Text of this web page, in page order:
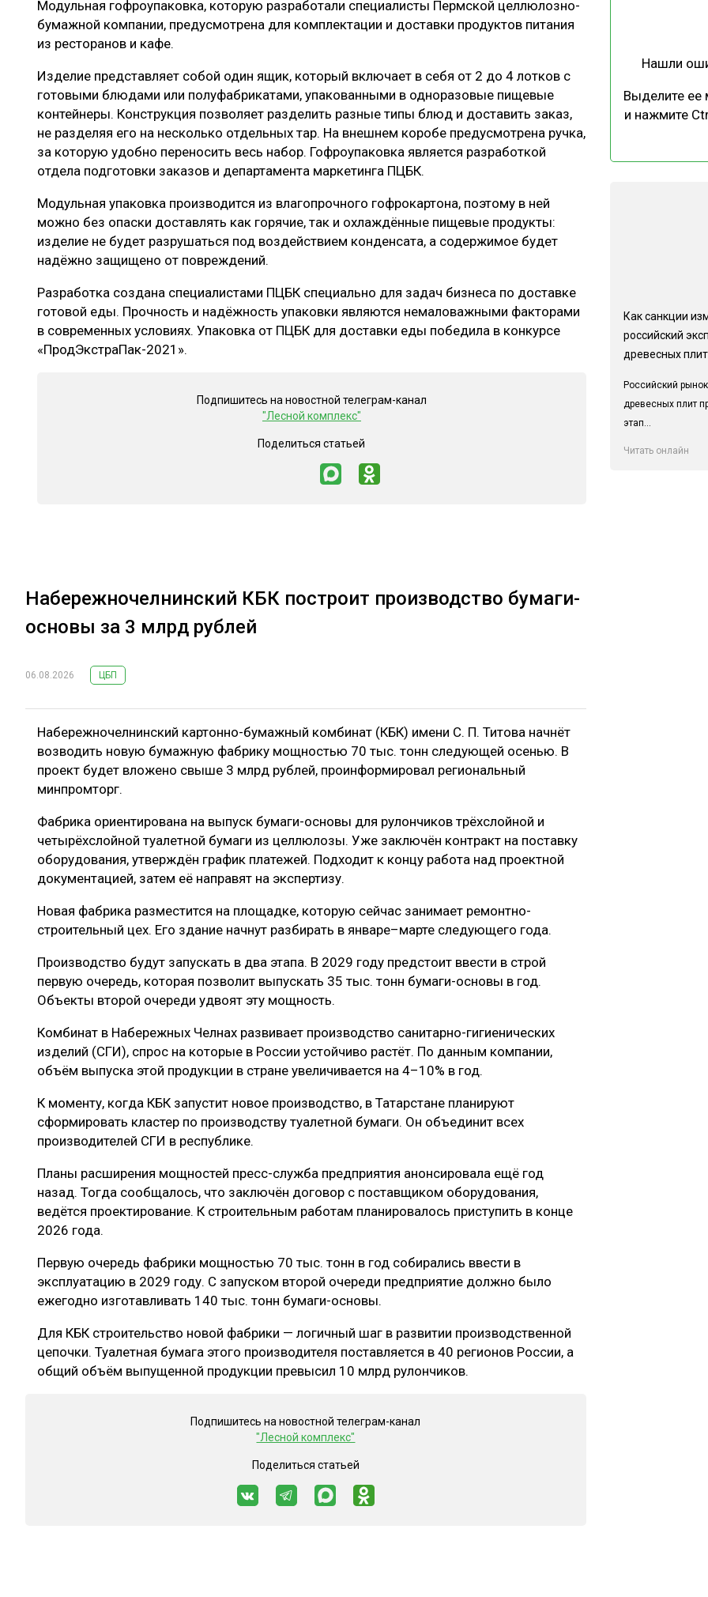
ЛЕСОВОССТАНОВЛЕНИЕ И ЗАЩИТА
ЦБП
СУШКА ДРЕВЕСИНЫ РЫНОК
ОТРАСЛЕВАЯ ДИСКУССИЯ
ЭКСПЕРТНОЕ МНЕНИЕ
Модульная гофроупаковка, которую разработали специалисты Пермской целлюлозно-
бумажной компании, предусмотрена для комплектации и доставки продуктов питания
из ресторанов и кафе.
Изделие представляет собой один ящик, который включает в себя от 2 до 4 лотков с
готовыми блюдами или полуфабрикатами, упакованными в одноразовые пищевые
контейнеры. Конструкция позволяет разделить разные типы блюд и доставить заказ,
не разделяя его на несколько отдельных тар. На внешнем коробе предусмотрена ручка,
за которую удобно переносить весь набор. Гофроупаковка является разработкой
отдела подготовки заказов и департамента маркетинга ПЦБК.
Модульная упаковка производится из влагопрочного гофрокартона, поэтому в ней
можно без опаски доставлять как горячие, так и охлаждённые пищевые продукты:
изделие не будет разрушаться под воздействием конденсата, а содержимое будет
надёжно защищено от повреждений.
Разработка создана специалистами ПЦБК специально для задач бизнеса по доставке
готовой еды. Прочность и надёжность упаковки являются немаловажными факторами
в современных условиях. Упаковка от ПЦБК для доставки еды победила в конкурсе
«ПродЭкстраПак-2021».
Подпишитесь на новостной телеграм-канал
"Лесной комплекс"
Поделиться статьей
Набережночелнинский КБК построит производство бумаги-
основы за 3 млрд рублей
06.08.2026 ЦБП
Набережночелнинский картонно-бумажный комбинат (КБК) имени С. П. Титова начнёт
возводить новую бумажную фабрику мощностью 70 тыс. тонн следующей осенью. В
проект будет вложено свыше 3 млрд рублей, проинформировал региональный
минпромторг.
Фабрика ориентирована на выпуск бумаги-основы для рулончиков трёхслойной и
четырёхслойной туалетной бумаги из целлюлозы. Уже заключён контракт на поставку
оборудования, утверждён график платежей. Подходит к концу работа над проектной
документацией, затем её направят на экспертизу.
Новая фабрика разместится на площадке, которую сейчас занимает ремонтно-
строительный цех. Его здание начнут разбирать в январе–марте следующего года.
Производство будут запускать в два этапа. В 2029 году предстоит ввести в строй
первую очередь, которая позволит выпускать 35 тыс. тонн бумаги-основы в год.
Объекты второй очереди удвоят эту мощность.
Комбинат в Набережных Челнах развивает производство санитарно-гигиенических
изделий (СГИ), спрос на которые в России устойчиво растёт. По данным компании,
объём выпуска этой продукции в стране увеличивается на 4–10% в год.
К моменту, когда КБК запустит новое производство, в Татарстане планируют
сформировать кластер по производству туалетной бумаги. Он объединит всех
производителей СГИ в республике.
Планы расширения мощностей пресс-служба предприятия анонсировала ещё год
назад. Тогда сообщалось, что заключён договор с поставщиком оборудования,
ведётся проектирование. К строительным работам планировалось приступить в конце
2026 года.
Первую очередь фабрики мощностью 70 тыс. тонн в год собирались ввести в
эксплуатацию в 2029 году. С запуском второй очереди предприятие должно было
ежегодно изготавливать 140 тыс. тонн бумаги-основы.
Для КБК строительство новой фабрики — логичный шаг в развитии производственной
цепочки. Туалетная бумага этого производителя поставляется в 40 регионов России, а
общий объём выпущенной продукции превысил 10 млрд рулончиков.
Подпишитесь на новостной телеграм-канал
"Лесной комплекс"
Поделиться статьей
Нашли
Выделите
и нажмите
Как санкции
российский
древесных плит
Российский рынок
древесных плит
этап...
Читать онлайн